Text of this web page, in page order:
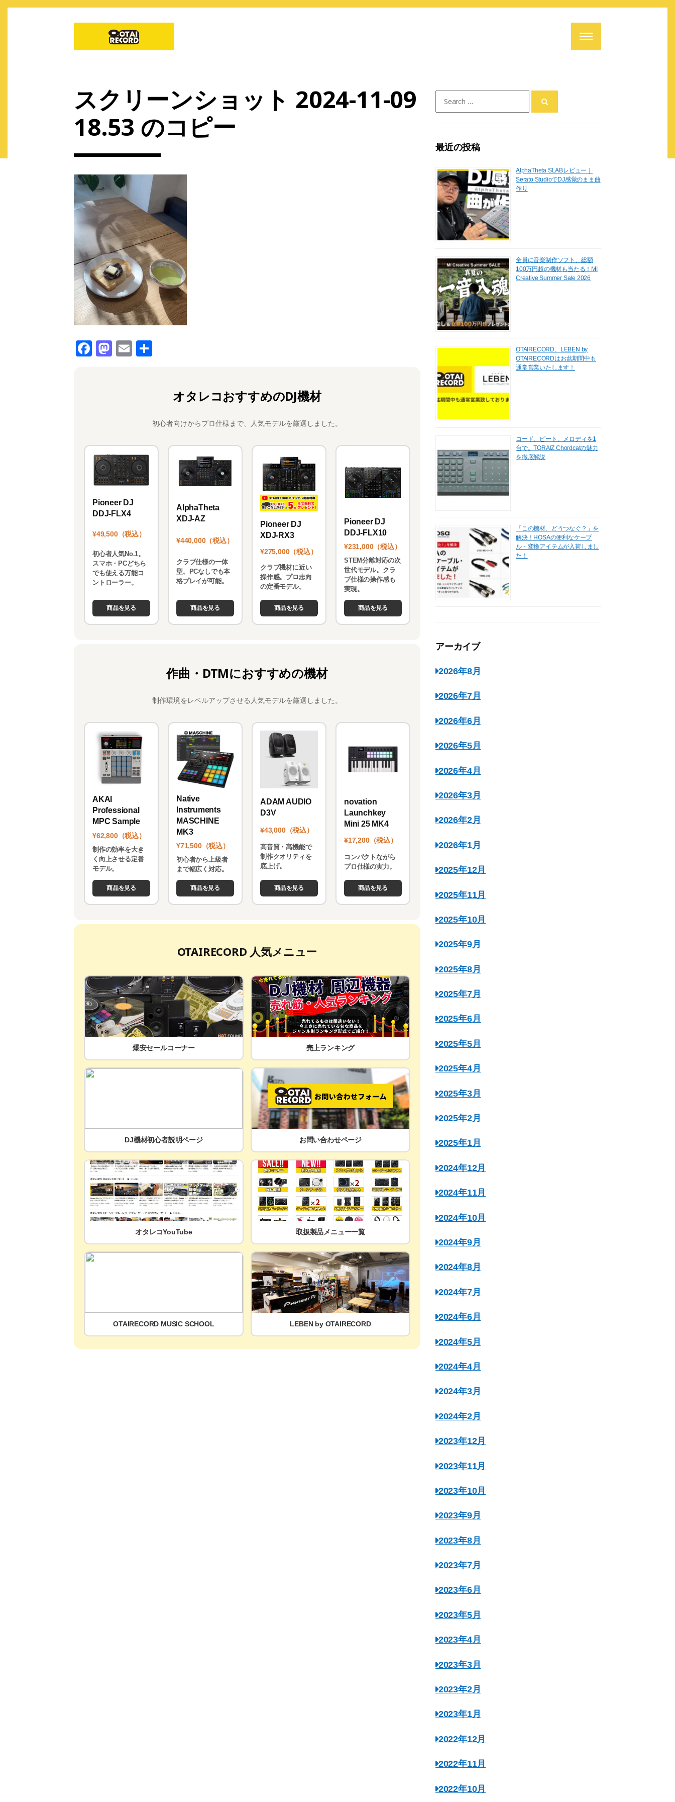
スクリーンショット 2024-11-09
18.53 のコピー
F
o
k
M
n
E
オタレコおすすめのDJ機材
初心者向けからプロ仕様まで、人気モデルを厳選しました。
Pioneer DJ
DDJ-FLX4
¥49,500（税込）
初心者人気No.1。
スマホ・PCどちら
でも使える万能コ
ントローラー。
商品を見る
AlphaTheta
XDJ-AZ
¥440,000（税込）
クラブ仕様の一体
型。PCなしでも本
格プレイが可能。
商品を見る
Pioneer DJ
XDJ-RX3
¥275,000（税込）
クラブ機材に近い
操作感。プロ志向
の定番モデル。
商品を見る
Pioneer DJ
DDJ-FLX10
¥231,000（税込）
STEM分離対応の次
世代モデル。クラ
ブ仕様の操作感も
実現。
商品を見る
作曲・DTMにおすすめの機材
制作環境をレベルアップさせる人気モデルを厳選しました。
AKAI
Professional
MPC Sample
¥62,800（税込）
制作の効率を大き
く向上させる定番
モデル。
商品を見る
Native
Instruments
MASCHINE
MK3
¥71,500（税込）
初心者から上級者
まで幅広く対応。
商品を見る
ADAM AUDIO
D3V
¥43,000（税込）
高音質・高機能で
制作クオリティを
底上げ。
商品を見る
novation
Launchkey
Mini 25 MK4
¥17,200（税込）
コンパクトながら
プロ仕様の実力。
商品を見る
OTAIRECORD 人気メニュー
爆安セールコーナー 売上ランキング
DJ機材初心者説明ページ お問い合わせページ
オタレコYouTube 取扱製品メニュー一覧
OTAIRECORD MUSIC SCHOOL LEBEN by OTAIRECORD
for:
最近の投稿
AlphaTheta SLABレビュー｜
Serato StudioでDJ感覚のまま曲
作り
全員に音楽制作ソフト、総額
100万円超の機材も当たる！MI
Creative Summer Sale 2026
OTAIRECORD、LEBEN by
OTAIRECORDはお盆期間中も
通常営業いたします！
コード、ビート、メロディを1
台で。TORAIZ Chordcatの魅力
を徹底解説
「この機材、どうつなぐ？」を
解決！HOSAの便利なケーブ
ル・変換アイテムが入荷しまし
た！
アーカイブ
2026年8月
2026年7月
2026年6月
2026年5月
2026年4月
2026年3月
2026年2月
2026年1月
2025年12月
2025年11月
2025年10月
2025年9月
2025年8月
2025年7月
2025年6月
2025年5月
2025年4月
2025年3月
2025年2月
2025年1月
2024年12月
2024年11月
2024年10月
2024年9月
2024年8月
2024年7月
2024年6月
2024年5月
2024年4月
2024年3月
2024年2月
2023年12月
2023年11月
2023年10月
2023年9月
2023年8月
2023年7月
2023年6月
2023年5月
2023年4月
2023年3月
2023年2月
2023年1月
2022年12月
2022年11月
2022年10月